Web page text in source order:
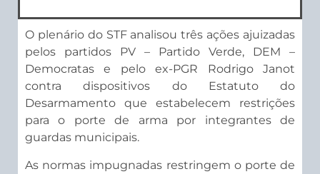
O plenário do STF analisou três ações ajuizadas
pelos partidos PV – Partido Verde, DEM –
Democratas e pelo ex-PGR Rodrigo Janot
contra dispositivos do Estatuto do
Desarmamento que estabelecem restrições
para o porte de arma por integrantes de
guardas municipais.
As normas impugnadas restringem o porte de